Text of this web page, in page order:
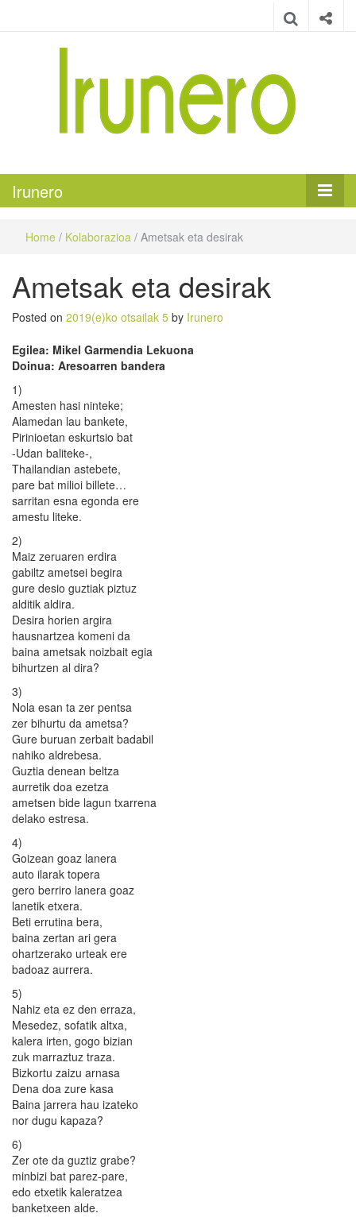
Irunero
Home / Kolaborazioa / Ametsak eta desirak
Ametsak eta desirak
Posted on 2019(e)ko otsailak 5 by Irunero
Egilea: Mikel Garmendia Lekuona
Doinua: Aresoarren bandera
1)
Amesten hasi ninteke;
Alamedan lau bankete,
Pirinioetan eskurtsio bat
-Udan baliteke-,
Thailandian astebete,
pare bat milioi billete…
sarritan esna egonda ere
amestu liteke.
2)
Maiz zeruaren erdira
gabiltz ametsei begira
gure desio guztiak piztuz
alditik aldira.
Desira horien argira
hausnartzea komeni da
baina ametsak noizbait egia
bihurtzen al dira?
3)
Nola esan ta zer pentsa
zer bihurtu da ametsa?
Gure buruan zerbait badabil
nahiko aldrebesa.
Guztia denean beltza
aurretik doa ezetza
ametsen bide lagun txarrena
delako estresa.
4)
Goizean goaz lanera
auto ilarak topera
gero berriro lanera goaz
lanetik etxera.
Beti errutina bera,
baina zertan ari gera
ohartzerako urteak ere
badoaz aurrera.
5)
Nahiz eta ez den erraza,
Mesedez, sofatik altxa,
kalera irten, gogo bizian
zuk marraztuz traza.
Bizkortu zaizu arnasa
Dena doa zure kasa
Baina jarrera hau izateko
nor dugu kapaza?
6)
Zer ote da guztiz grabe?
minbizi bat parez-pare,
edo etxetik kaleratzea
banketxeen alde.